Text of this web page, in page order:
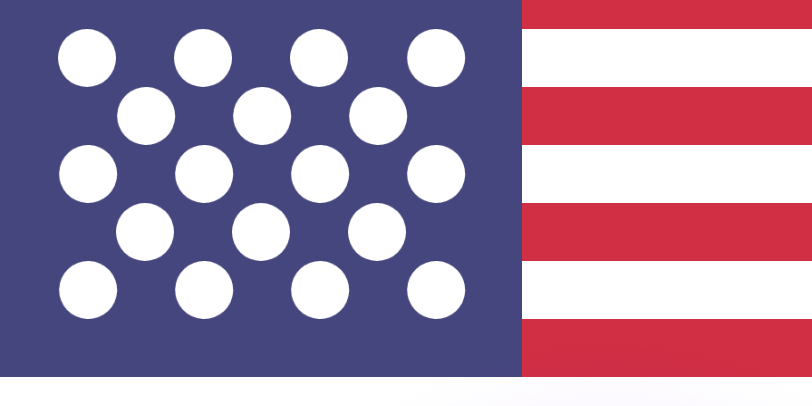
USD Dólar americano
332144
USD
Taxa de mercado médio às 10:43 UTC
Enviar dinheiro
Fale hoje com um especialista em câmbio.
Podemos superar taxas concorrentes.
Agendar chamada
Usamos a taxa de mercado médio no nosso Conversor. Isso é apenas para fins informativos. Você não pagará